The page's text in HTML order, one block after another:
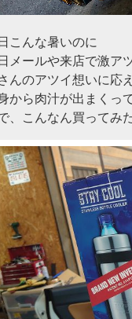
こんな暑いのに
メールや来店で激ア
んのアツイ想いに応
から肉汁が出まくっ
、こんなん買ってみ